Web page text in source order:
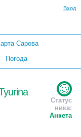
Вход
Сарова
Погода
Статус
ника:
Анкета